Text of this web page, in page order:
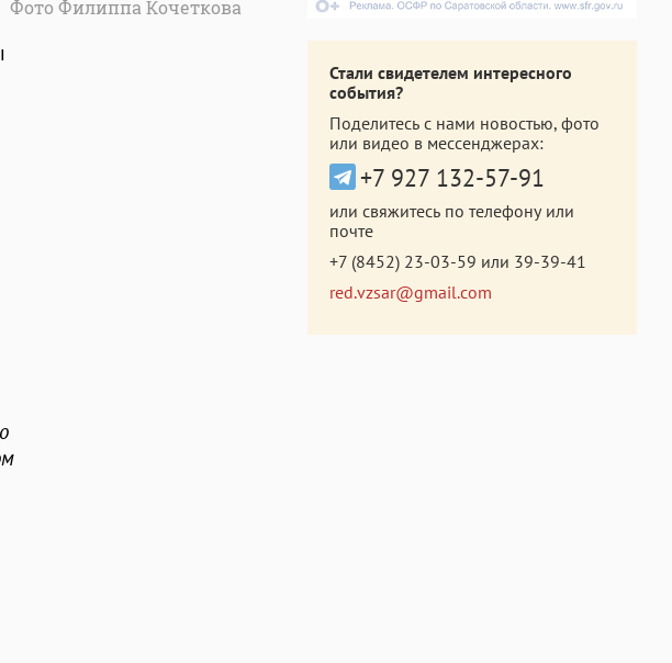
Фото Филиппа Кочеткова
Стали свидетелем интересного
события?
Поделитесь с нами новостью, фото
или видео в мессенджерах:
+7 927 132-57-91
или свяжитесь по телефону или
почте
+7 (8452) 23-03-59 или 39-39-41
red.vzsar@gmail.com